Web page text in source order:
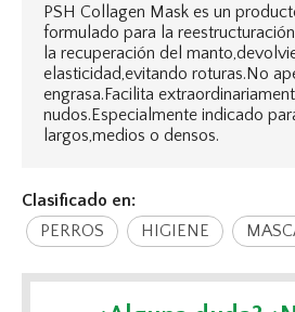
PSH Collagen Mask es un
formulado para la
la recuperación del
elasticidad,evitando roturas.No
engrasa.Facilita
nudos.Especialmente indicado
largos,medios o densos.
Clasificado en:
PERROS
HIGIENE